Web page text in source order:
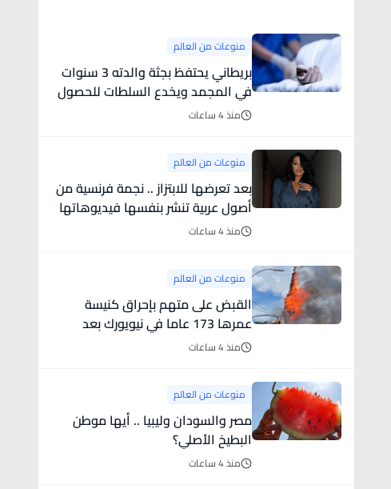
منوعات من العالم
بريطاني يحتفظ بجثة والدته 3 سنوات
في المجمد ويخدع السلطات للحصول
على معاشها
منذ 4 ساعات
منوعات من العالم
بعد تعرضها للابتزاز .. نجمة فرنسية من
أصول عربية تنشر بنفسها فيديوهاتها
الحميمة
منذ 4 ساعات
منوعات من العالم
القبض على متهم بإحراق كنيسة
عمرها 173 عاما في نيويورك بعد
ضبطه وهو يسرق شطيرة ودونات
منذ 4 ساعات
منوعات من العالم
مصر والسودان وليبيا .. أيها موطن
البطيخ الأصلي؟
منذ 4 ساعات